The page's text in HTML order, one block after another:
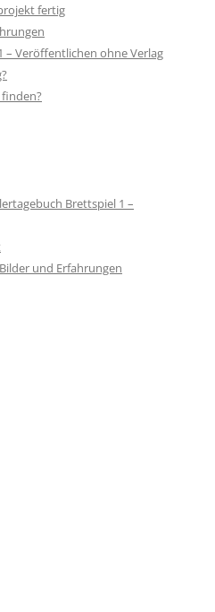
fertig
– Veröffentlichen ohne Verlag
finden?
Brettspiel 1 –
und Erfahrungen